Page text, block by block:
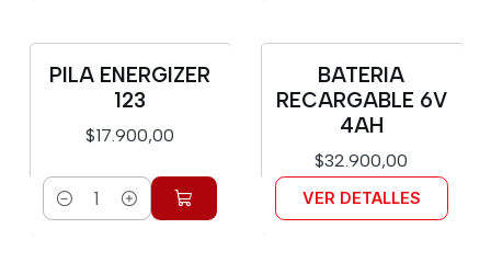
PILA ENERGIZER
123
$17.900,00
Cantidad
Agotado
BATERIA
RECARGABLE 6V
4AH
$32.900,00
VER DETALLES